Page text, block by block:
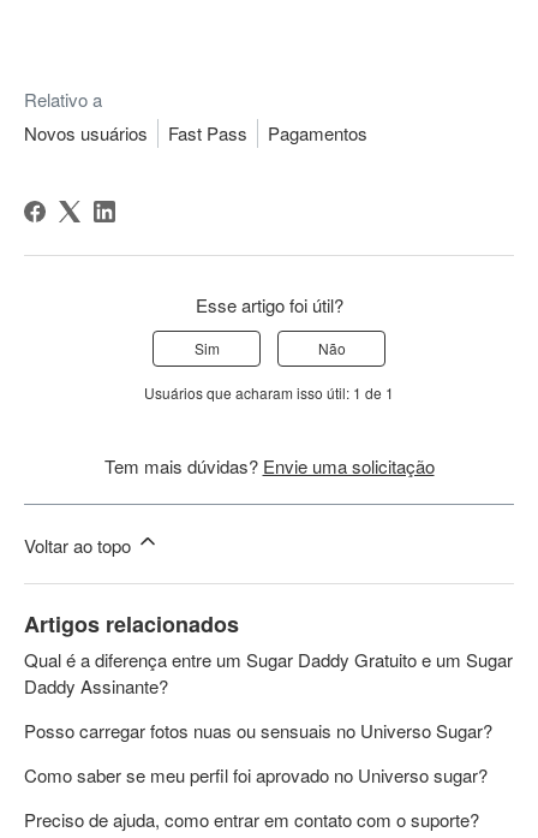
Relativo a
Novos usuários
Fast Pass Pagamentos
Esse artigo foi útil?
Sim Não
Usuários que acharam isso útil: 1 de 1
Tem mais dúvidas? Envie uma solicitação
Voltar ao topo
Artigos relacionados
Qual é a diferença entre um Sugar Daddy Gratuito e um Sugar
Daddy Assinante?
Posso carregar fotos nuas ou sensuais no Universo Sugar?
Como saber se meu perfil foi aprovado no Universo sugar?
Preciso de ajuda, como entrar em contato com o suporte?